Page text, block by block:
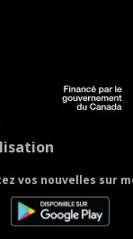
vos nouvelles sur